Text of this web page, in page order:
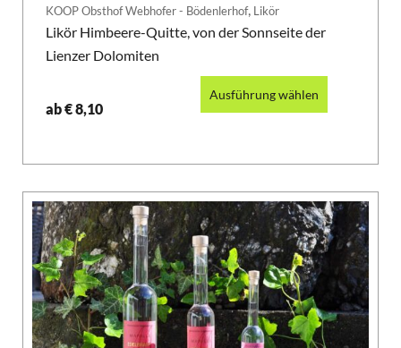
KOOP Obsthof Webhofer - Bödenlerhof, Likör
Likör Himbeere-Quitte, von der Sonnseite der
Lienzer Dolomiten
ab€8,10
Ausführung wählen